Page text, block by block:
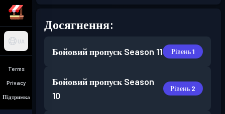
UA
Terms
Privacy
Підтримка
Досягнення:
Бойовий пропуск Season 11 Рівень 1
Бойовий пропуск Season
10
Рівень 2